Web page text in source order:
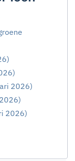
2026)
2026)